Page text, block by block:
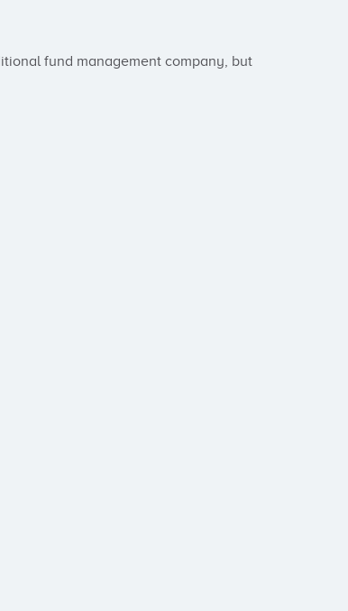
fund management company, but